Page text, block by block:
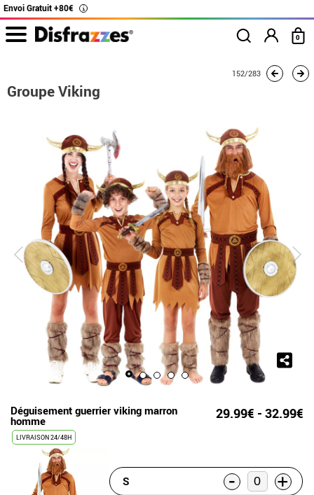
Envoi Gratuit +80€ i
0
Groupe Viking
152/283
Groupe Viking
Déguisement guerrier viking marron
homme 29.99€ - 32.99€
LIVRAISON 24/48H
S - +